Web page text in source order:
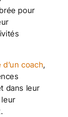
pour
coach,
dans leur